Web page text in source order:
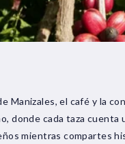
Manizales, el café y la
donde cada taza
mientras compartes